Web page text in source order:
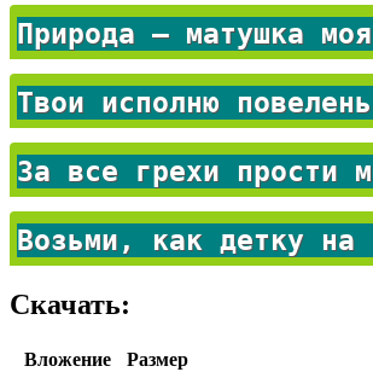
Природа – матушка
Твои исполню
За все грехи прости
Возьми, как детку на
Скачать:
Вложение
Размер